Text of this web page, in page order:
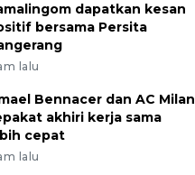
dapatkan kesan
bersama Persita
lalu
Bennacer dan AC Milan
akhiri kerja sama
cepat
lalu